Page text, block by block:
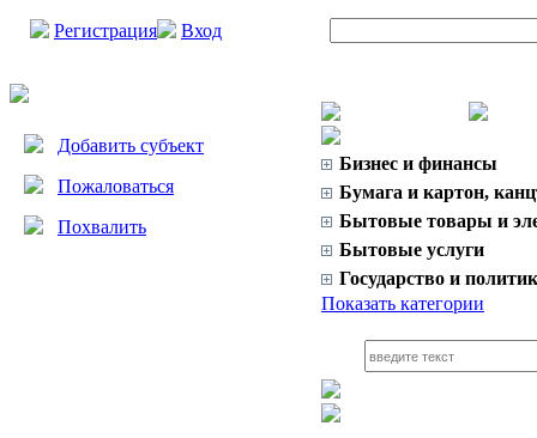
Регистрация Вход
Добавить субъект
Пожаловаться
Похвалить
Бизнес и финансы
Бумага и картон,
Бытовые товары и
Бытовые услуги
Государство и
Показать категории